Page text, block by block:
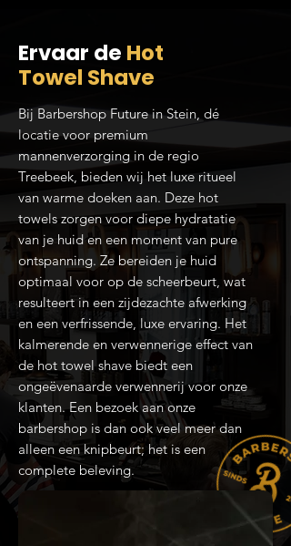
Ervaar de Hot
Towel Shave
Bij Barbershop Future in Stein, dé
locatie voor premium
mannenverzorging in de regio
Treebeek, bieden wij het luxe ritueel
van warme doeken aan. Deze hot
towels zorgen voor diepe hydratatie
van je huid en een moment van pure
ontspanning. Ze bereiden je huid
optimaal voor op de scheerbeurt, wat
resulteert in een zijdezachte afwerking
en een verfrissende, luxe ervaring. Het
kalmerende en verwennerige effect van
de hot towel shave biedt een
ongeëvenaarde verwennerij voor onze
klanten. Een bezoek aan onze
barbershop is dan ook veel meer dan
alleen een knipbeurt; het is een
complete beleving.